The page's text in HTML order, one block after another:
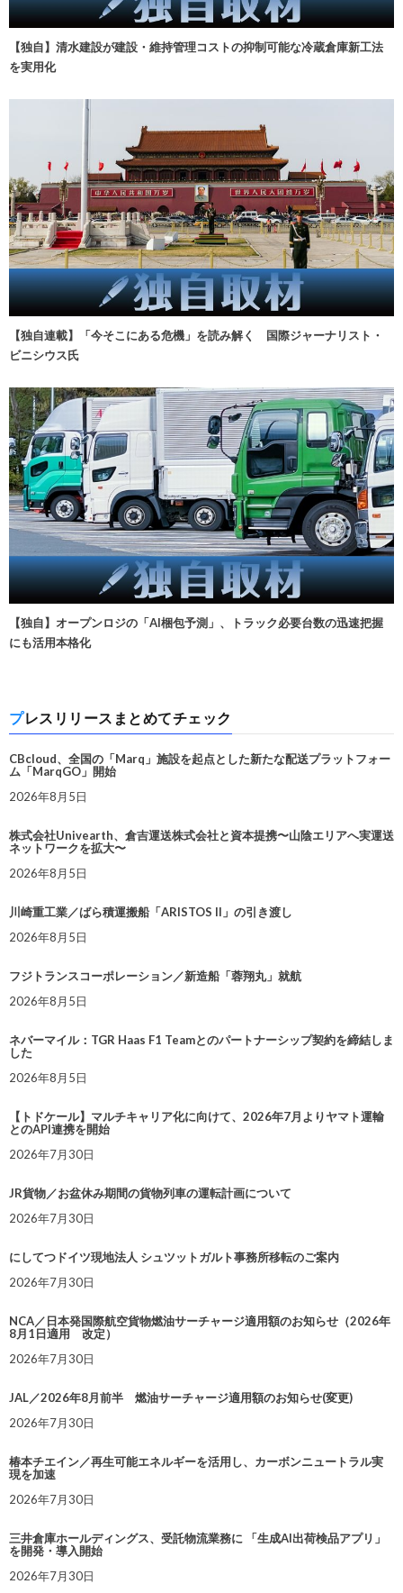
【独自】清水建設が建設・維持管理コストの抑制可能な冷蔵倉庫新工法
を実用化
【独自連載】「今そこにある危機」を読み解く 国際ジャーナリスト・
ビニシウス氏
【独自】オープンロジの「AI梱包予測」、トラック必要台数の迅速把握
にも活用本格化
プレスリリースまとめてチェック
CBcloud、全国の「Marq」施設を起点とした新たな配送プラットフォー
ム「MarqGO」開始
2026年8月5日
株式会社Univearth、倉吉運送株式会社と資本提携〜山陰エリアへ実運送
ネットワークを拡大〜
2026年8月5日
川崎重工業／ばら積運搬船「ARISTOS II」の引き渡し
2026年8月5日
フジトランスコーポレーション／新造船「蓉翔丸」就航
2026年8月5日
ネバーマイル：TGR Haas F1 Teamとのパートナーシップ契約を締結しま
した
2026年8月5日
【トドケール】マルチキャリア化に向けて、2026年7月よりヤマト運輸
とのAPI連携を開始
2026年7月30日
JR貨物／お盆休み期間の貨物列車の運転計画について
2026年7月30日
にしてつドイツ現地法人 シュツットガルト事務所移転のご案内
2026年7月30日
NCA／日本発国際航空貨物燃油サーチャージ適用額のお知らせ（2026年
8月1日適用 改定）
2026年7月30日
JAL／2026年8月前半 燃油サーチャージ適用額のお知らせ(変更)
2026年7月30日
椿本チエイン／再生可能エネルギーを活用し、カーボンニュートラル実
現を加速
2026年7月30日
三井倉庫ホールディングス、受託物流業務に 「生成AI出荷検品アプリ」
を開発・導入開始
2026年7月30日